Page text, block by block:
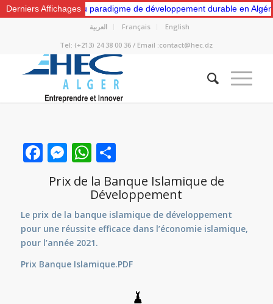
Derniers Affichages
un nouveau paradigme de développement durable en Algérie:
العربية Français
English
Tel: (+213) 24 38 00 36 / Email :contact@hec.dz
Facebook
Messenger
WhatsApp
Partager
Prix de la Banque Islamique de
Développement
Le prix de la banque islamique de développement
pour une réussite efficace dans l’économie islamique,
pour l’année 2021.
Prix Banque Islamique.PDF